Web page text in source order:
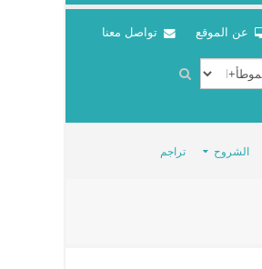
عن الموقع تواصل معنا
الشروح تراجم